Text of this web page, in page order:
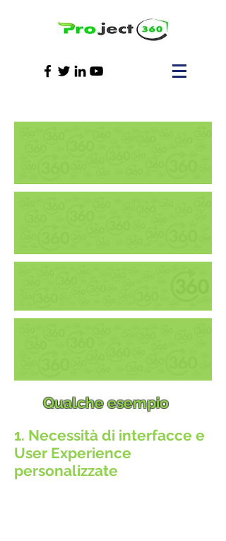
?Qualche esempio
1. Necessità di interfacce e
User Experience
personalizzate